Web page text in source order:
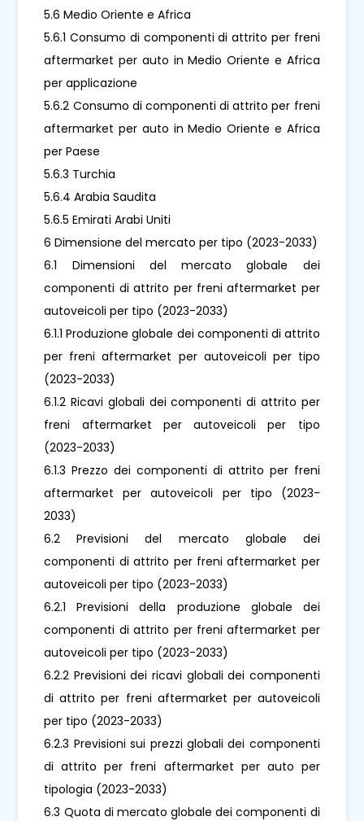
5.6 Medio Oriente e Africa
5.6.1 Consumo di componenti di attrito per freni
aftermarket per auto in Medio Oriente e Africa
per applicazione
5.6.2 Consumo di componenti di attrito per freni
aftermarket per auto in Medio Oriente e Africa
per Paese
5.6.3 Turchia
5.6.4 Arabia Saudita
5.6.5 Emirati Arabi Uniti
6 Dimensione del mercato per tipo (2023-2033)
6.1 Dimensioni del mercato globale dei
componenti di attrito per freni aftermarket per
autoveicoli per tipo (2023-2033)
6.1.1 Produzione globale dei componenti di attrito
per freni aftermarket per autoveicoli per tipo
(2023-2033)
6.1.2 Ricavi globali dei componenti di attrito per
freni aftermarket per autoveicoli per tipo
(2023-2033)
6.1.3 Prezzo dei componenti di attrito per freni
aftermarket per autoveicoli per tipo (2023-
2033)
6.2 Previsioni del mercato globale dei
componenti di attrito per freni aftermarket per
autoveicoli per tipo (2023-2033)
6.2.1 Previsioni della produzione globale dei
componenti di attrito per freni aftermarket per
autoveicoli per tipo (2023-2033)
6.2.2 Previsioni dei ricavi globali dei componenti
di attrito per freni aftermarket per autoveicoli
per tipo (2023-2033)
6.2.3 Previsioni sui prezzi globali dei componenti
di attrito per freni aftermarket per auto per
tipologia (2023-2033)
6.3 Quota di mercato globale dei componenti di